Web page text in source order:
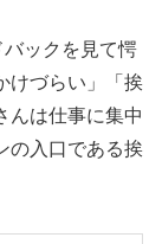
ックを見て愕
けづらい」「挨
んは仕事に集中
の入口である挨